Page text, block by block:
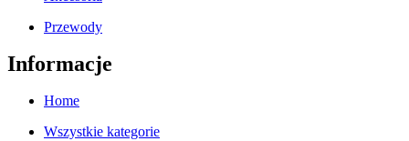
Przewody
Informacje
Home
Wszystkie kategorie